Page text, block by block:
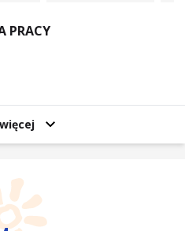
PRACY